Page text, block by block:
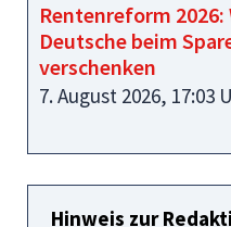
Rentenreform
Deutsche beim
verschenken
7. August 2026, 17:03
Hinweis zur